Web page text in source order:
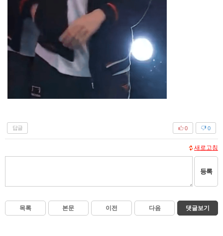
답글 0
0
새로고침
등록
목록 본문 이전 다음 댓글보기